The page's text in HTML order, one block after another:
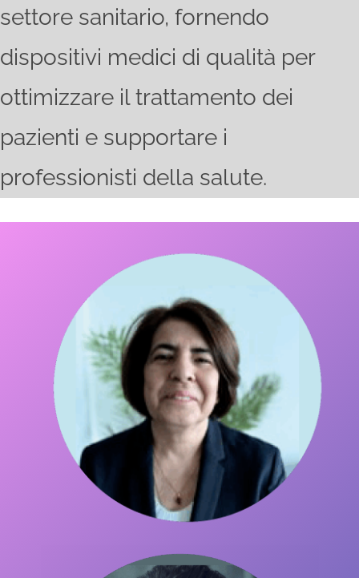
settore sanitario, fornendo
dispositivi medici di qualità per
ottimizzare il trattamento dei
pazienti e supportare i
professionisti della salute.